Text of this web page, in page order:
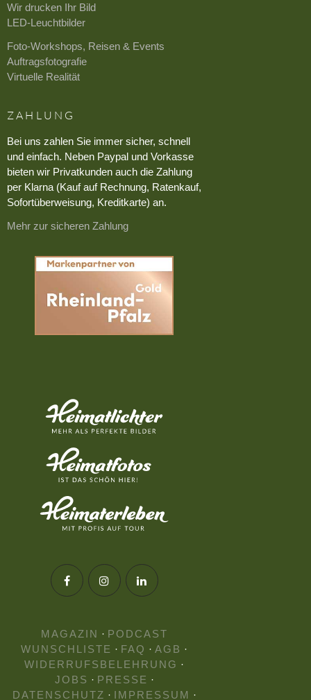
Wir drucken Ihr Bild
LED-Leuchtbilder
Foto-Workshops, Reisen & Events
Auftragsfotografie
Virtuelle Realität
ZAHLUNG
Bei uns zahlen Sie immer sicher, schnell
und einfach. Neben Paypal und Vorkasse
bieten wir Privatkunden auch die Zahlung
per Klarna (Kauf auf Rechnung, Ratenkauf,
Sofortüberweisung, Kreditkarte) an.
Mehr zur sicheren Zahlung
MAGAZIN · PODCAST
WUNSCHLISTE · FAQ · AGB ·
WIDERRUFSBELEHRUNG ·
JOBS · PRESSE ·
DATENSCHUTZ · IMPRESSUM ·